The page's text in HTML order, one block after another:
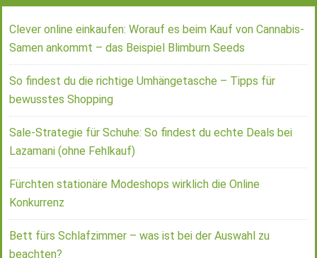
Clever online einkaufen: Worauf es beim Kauf von Cannabis-
Samen ankommt – das Beispiel Blimburn Seeds
So findest du die richtige Umhängetasche – Tipps für
bewusstes Shopping
Sale-Strategie für Schuhe: So findest du echte Deals bei
Lazamani (ohne Fehlkauf)
Fürchten stationäre Modeshops wirklich die Online
Konkurrenz
Bett fürs Schlafzimmer – was ist bei der Auswahl zu
beachten?